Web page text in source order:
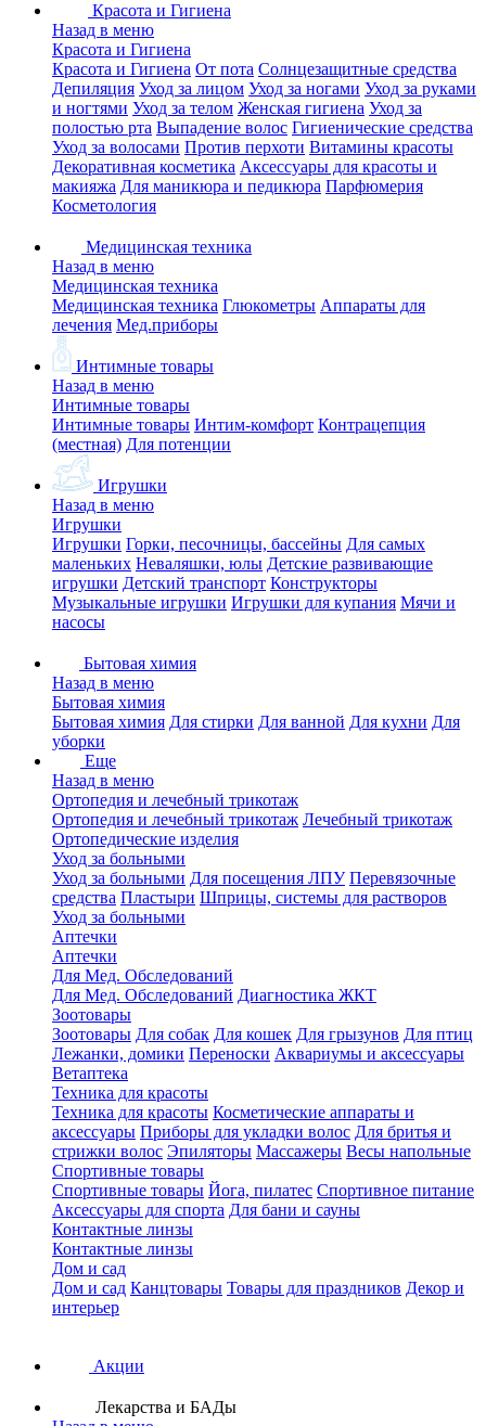
Красота и Гигиена
Назад в меню
Красота и Гигиена
Красота и Гигиена От пота Солнцезащитные средства
Депиляция Уход за лицом Уход за ногами Уход за руками
и ногтями Уход за телом Женская гигиена Уход за
полостью рта Выпадение волос Гигиенические средства
Уход за волосами Против перхоти Витамины красоты
Декоративная косметика Аксессуары для красоты и
макияжа Для маникюра и педикюра Парфюмерия
Косметология
Медицинская техника
Назад в меню
Медицинская техника
Медицинская техника Глюкометры Аппараты для
лечения Мед.приборы
Интимные товары
Назад в меню
Интимные товары
Интимные товары Интим-комфорт Контрацепция
(местная) Для потенции
Игрушки
Назад в меню
Игрушки
Игрушки Горки, песочницы, бассейны Для самых
маленьких Неваляшки, юлы Детские развивающие
игрушки Детский транспорт Конструкторы
Музыкальные игрушки Игрушки для купания Мячи и
насосы
Бытовая химия
Назад в меню
Бытовая химия
Бытовая химия Для стирки Для ванной Для кухни Для
уборки
Еще
Назад в меню
Ортопедия и лечебный трикотаж
Ортопедия и лечебный трикотаж Лечебный трикотаж
Ортопедические изделия
Уход за больными
Уход за больными Для посещения ЛПУ Перевязочные
средства Пластыри Шприцы, системы для растворов
Уход за больными
Аптечки
Аптечки
Для Мед. Обследований
Для Мед. Обследований Диагностика ЖКТ
Зоотовары
Зоотовары Для собак Для кошек Для грызунов Для птиц
Лежанки, домики Переноски Аквариумы и аксессуары
Ветаптека
Техника для красоты
Техника для красоты Косметические аппараты и
аксессуары Приборы для укладки волос Для бритья и
стрижки волос Эпиляторы Массажеры Весы напольные
Спортивные товары
Спортивные товары Йога, пилатес Спортивное питание
Аксессуары для спорта Для бани и сауны
Контактные линзы
Контактные линзы
Дом и сад
Дом и сад Канцтовары Товары для праздников Декор и
интерьер
Акции
Лекарства и БАДы